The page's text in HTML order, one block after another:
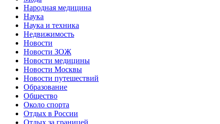
Народная медицина
Наука
Наука и техника
Недвижимость
Новости
Новости ЗОЖ
Новости медицины
Новости Москвы
Новости путешествий
Образование
Общество
Около спорта
Отдых в России
Отдых за границей